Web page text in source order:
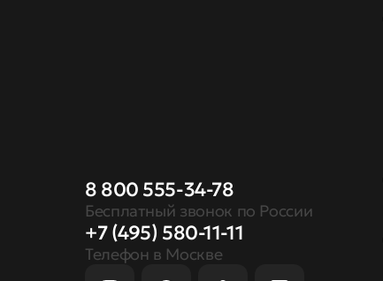
8 800 555-34-78
Бесплатный звонок по России
+7 (495) 580-11-11
Телефон в Москве